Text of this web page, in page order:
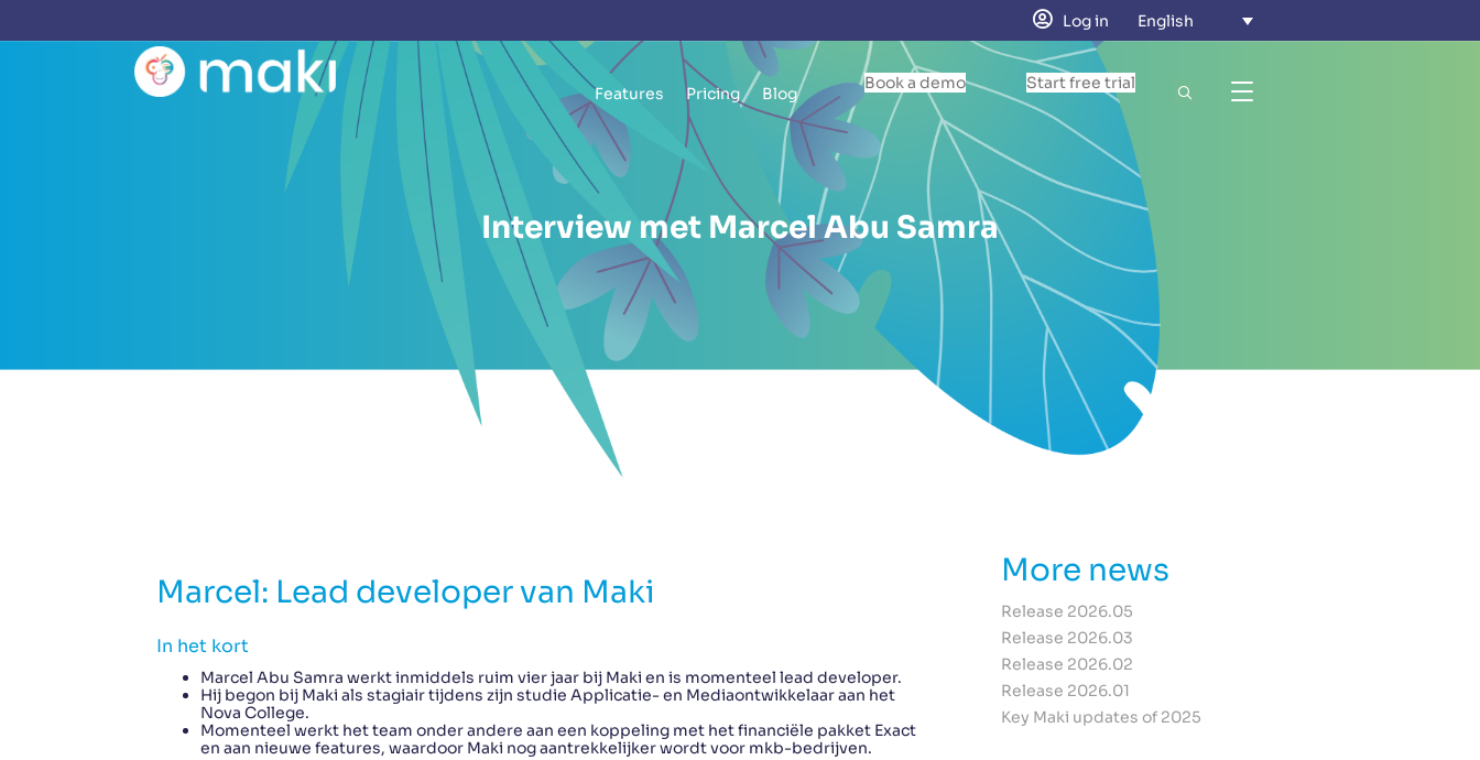
Log in English
Features Pricing Blog
Book a demo Start free trial
Interview met Marcel Abu Samra
Marcel: Lead developer van Maki
In het kort
Marcel Abu Samra werkt inmiddels ruim vier jaar bij Maki en is momenteel lead developer.
Hij begon bij Maki als stagiair tijdens zijn studie Applicatie- en Mediaontwikkelaar aan het
Nova College.
Momenteel werkt het team onder andere aan een koppeling met het financiële pakket Exact
en aan nieuwe features, waardoor Maki nog aantrekkelijker wordt voor mkb-bedrijven.
More news
Release 2026.05
Release 2026.03
Release 2026.02
Release 2026.01
Key Maki updates of 2025